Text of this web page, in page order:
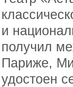
и
получил
Париже,
удостоен